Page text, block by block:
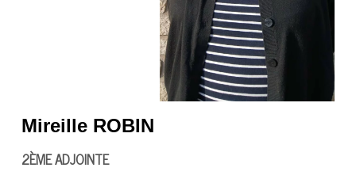
Mireille ROBIN
2ÈME ADJOINTE